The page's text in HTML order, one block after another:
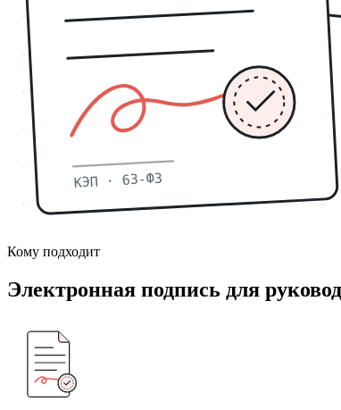
КЭП · 63-ФЗ
Кому подходит
Электронная подпись для